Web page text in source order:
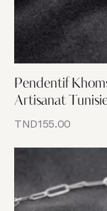
Pendentif
Artisanat
TND155.00